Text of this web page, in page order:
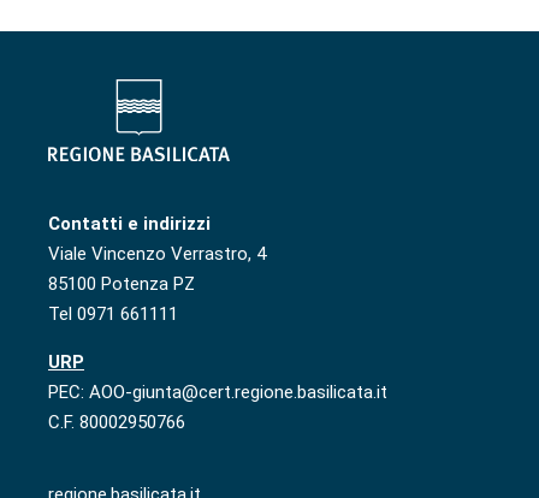
Contatti e indirizzi
Viale Vincenzo Verrastro, 4
85100 Potenza PZ
Tel 0971 661111
URP
PEC: AOO-giunta@cert.regione.basilicata.it
C.F. 80002950766